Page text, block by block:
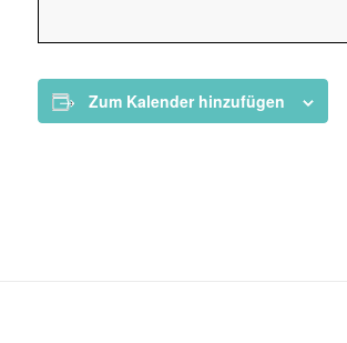
Zum Kalender hinzufügen